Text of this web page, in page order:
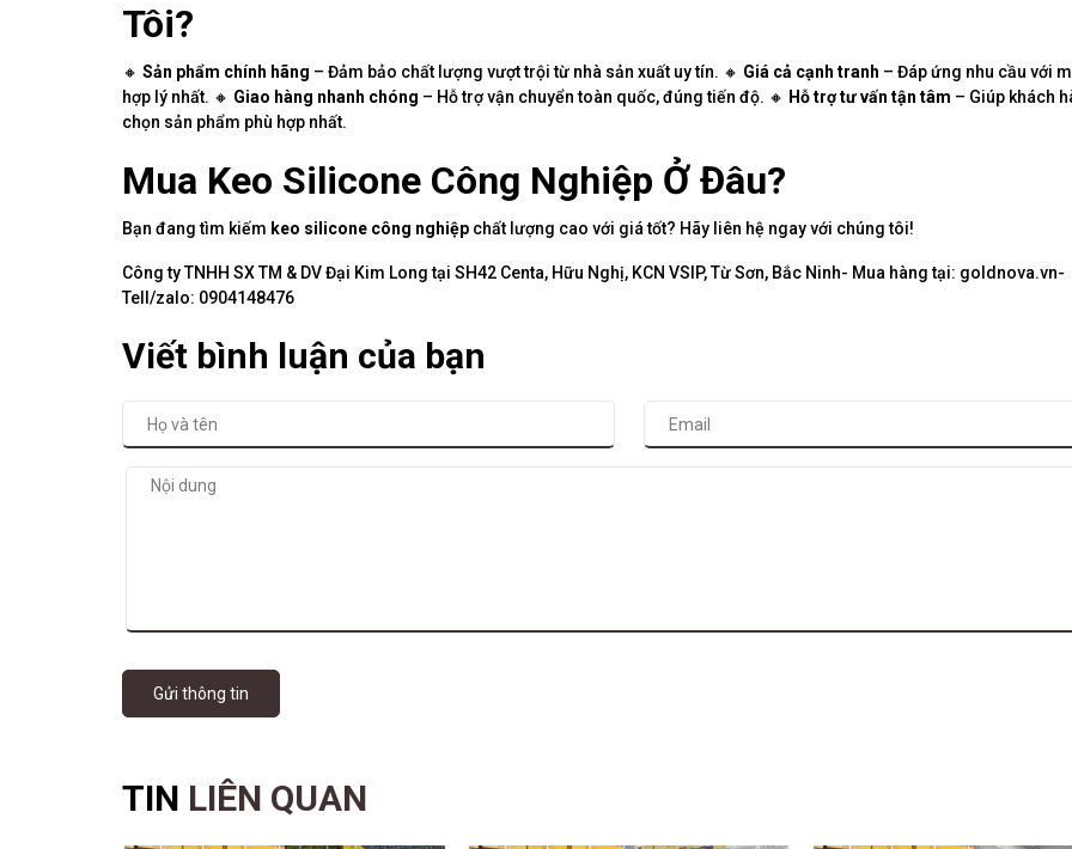
Tôi?
🔸 Sản phẩm chính hãng – Đảm bảo chất lượng vượt trội từ nhà sản xuất uy tín. 🔸 Giá cả cạnh tranh – Đáp ứng nhu cầu với
hợp lý nhất. 🔸 Giao hàng nhanh chóng – Hỗ trợ vận chuyển toàn quốc, đúng tiến độ. 🔸 Hỗ trợ tư vấn tận tâm – Giúp khách
chọn sản phẩm phù hợp nhất.
Mua Keo Silicone Công Nghiệp Ở Đâu?
Bạn đang tìm kiếm keo silicone công nghiệp chất lượng cao với giá tốt? Hãy liên hệ ngay với chúng tôi!
Công ty TNHH SX TM & DV Đại Kim Long tại SH42 Centa, Hữu Nghị, KCN VSIP, Từ Sơn, Bắc Ninh- Mua hàng tại: goldnova.vn-
Tell/zalo: 0904148476
Viết bình luận của bạn
Gửi thông tin
TIN LIÊN QUAN